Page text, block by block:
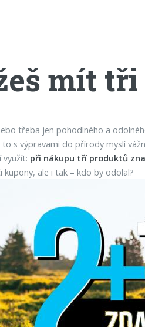
mít tři
třeba jen pohodlného a
s výpravami do přírody myslí
při nákupu tří produktů
ale i tak – kdo by odolal?